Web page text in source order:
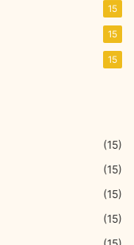
15
15
15
(15)
(15)
(15)
(15)